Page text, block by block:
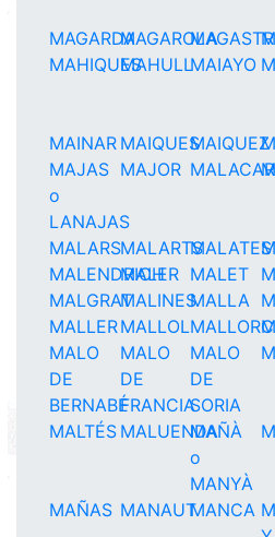
MAGARDAMAGAROLA
MAHIQUESMAHULLMAIAYO
MAINAR MAIQUESMAIQUEZ
MAJAS
o
LANAJAS
MAJOR
MALARSMALARTS
MALENDRICH
MALER MALET
MALGRATMALINESMALLA
MALLERMALLOL
MALO
DE
BERNABÉ
MALO
DE
FRANCIA
MALO
DE
SORIA
MALTÉS MALUENDAMAÑÀ
o
MANYÀ
MAÑAS MANAUTMANCA